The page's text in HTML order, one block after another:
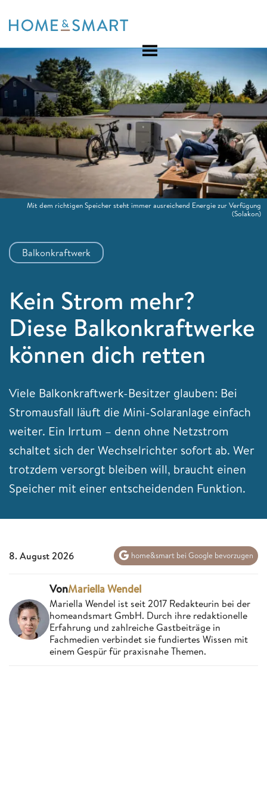
to
Balkonkraftwerk
Kein Strom mehr?
Diese Balkonkraftwerke
können dich retten
Viele Balkonkraftwerk-Besitzer glauben: Bei
Stromausfall läuft die Mini-Solaranlage einfach
weiter. Ein Irrtum – denn ohne Netzstrom
schaltet sich der Wechselrichter sofort ab. Wer
trotzdem versorgt bleiben will, braucht einen
Speicher mit einer entscheidenden Funktion.
Mit dem richtigen Speicher steht immer ausreichend Energie zur Verfügung
(Solakon)
8. August 2026 home&smart bei Google bevorzugen
VonMariella Wendel
Mariella Wendel ist seit 2017 Redakteurin bei der
homeandsmart GmbH. Durch ihre redaktionelle
Erfahrung und zahlreiche Gastbeiträge in
Fachmedien verbindet sie fundiertes Wissen mit
einem Gespür für praxisnahe Themen.